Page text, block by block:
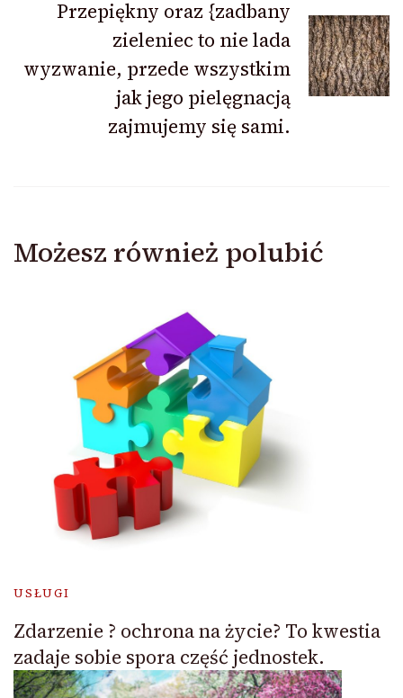
Przepiękny oraz {zadbany
zieleniec to nie lada
wyzwanie, przede wszystkim
jak jego pielęgnacją
zajmujemy się sami.
Możesz również polubić
USŁUGI
Zdarzenie ? ochrona na życie? To kwestia
zadaje sobie spora część jednostek.